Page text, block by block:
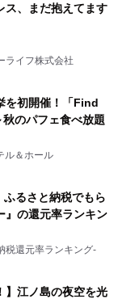
ス、まだ抱えてます
ライフ株式会社
を初開催！「Find
のパフェ食べ放題
ル＆ホール
ふるさと納税でもら
』の還元率ランキン
税還元率ランキング-
】江ノ島の夜空を光